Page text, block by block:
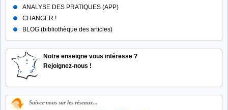
ANALYSE DES PRATIQUES (APP)
CHANGER !
BLOG (bibliothèque des articles)
Notre enseigne vous intéresse ?
Rejoignez-nous !
Suivez-nous sur les réseaux...